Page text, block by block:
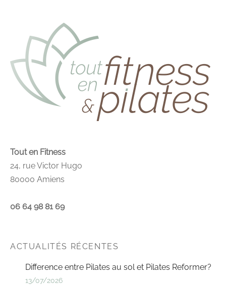
Tout en Fitness
24, rue Victor Hugo
80000 Amiens
06 64 98 81 69
ACTUALITÉS RÉCENTES
Difference entre Pilates au sol et Pilates Reformer?
13/07/2026